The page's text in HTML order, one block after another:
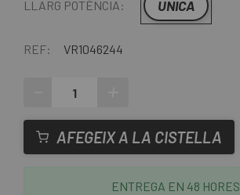
LLARG POTÈNCIA: UNICA
REF: VR1046244
AFEGEIX A LA CISTELLA
ENTREGA EN 48 HORES